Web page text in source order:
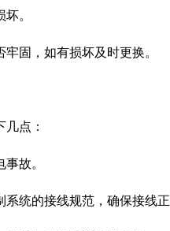
。
固，如有损坏及时更换。
点：
故。
系统的接线规范，确保接线